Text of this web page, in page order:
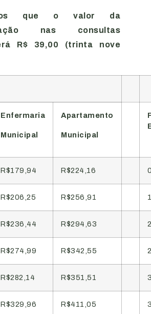
que o valor da
nas consultas
R$ 39,00 (trinta nove
Enfermaria
Municipal
Apartamento
Municipal
R$179,94 R$224,16
R$206,25 R$256,91
R$236,44 R$294,63
R$274,99 R$342,55
R$282,14 R$351,51
R$329,96 R$411,05